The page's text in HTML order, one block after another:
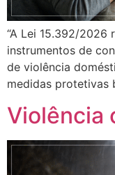
“A Lei 15.392/2026
instrumentos de
de violência
medidas protetivas
Violência